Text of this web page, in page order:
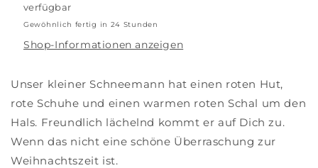
verfügbar
Gewöhnlich fertig in 24 Stunden
Shop-Informationen anzeigen
Unser kleiner Schneemann hat einen roten Hut,
rote Schuhe und einen warmen roten Schal um den
Hals. Freundlich lächelnd kommt er auf Dich zu.
Wenn das nicht eine schöne Überraschung zur
Weihnachtszeit ist.